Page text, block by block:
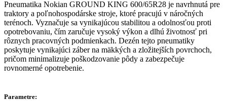
Pneumatika Nokian GROUND KING 600/65R28 je navrhnutá pre
traktory a poľnohospodárske stroje, ktoré pracujú v náročných
terénoch. Vyznačuje sa vynikajúcou stabilitou a odolnosťou proti
opotrebovaniu, čím zaručuje vysoký výkon a dlhú životnosť pri
rôznych pracovných podmienkach. Dezén tejto pneumatiky
poskytuje vynikajúci záber na mäkkých a zložitejších povrchoch,
pričom minimalizuje poškodzovanie pôdy a zabezpečuje
rovnomerné opotrebenie.
Parametre: